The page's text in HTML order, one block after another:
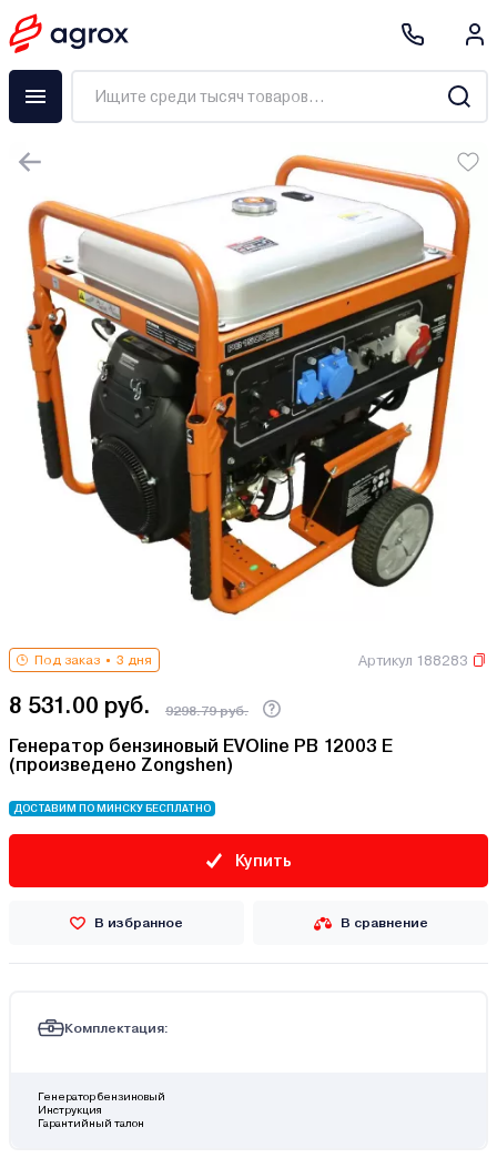
Под заказ 3 дня Артикул 188283
8 531.00 руб. 9298.79 руб.
Генератор бензиновый EVOline PB 12003 E
(произведено Zongshen)
ДОСТАВИМ ПО МИНСКУ БЕСПЛАТНО
Купить
В избранное В сравнение
Комплектация:
Генератор бензиновый
Инструкция
Гарантийный талон